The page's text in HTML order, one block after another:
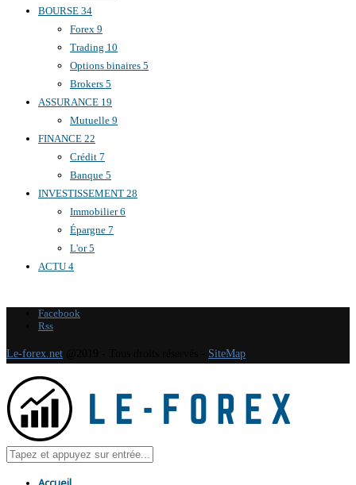
BOURSE 34
Forex 9
Trading 10
Options binaires 5
Brokers 5
ASSURANCE 19
Mutuelle 9
FINANCE 22
Crédit 7
Banque 5
INVESTISSEMENT 28
Immobilier6
Épargne 7
L'or5
ACTU 4
Facebook
Rss
Le-forex.net SiteMap